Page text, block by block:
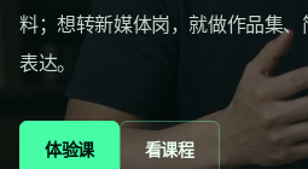
料；想转新媒体岗，就做作品集
表达。
体验课 看课程